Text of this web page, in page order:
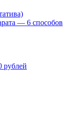
— 6 способов
рублей